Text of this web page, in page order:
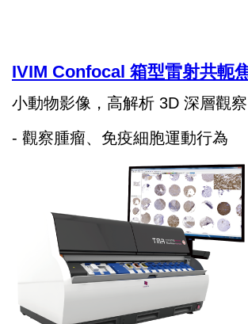
IVIM Confocal 箱型雷射共軛
小動物影像，高解析 3D 深層觀察
- 觀察腫瘤、免疫細胞運動行為